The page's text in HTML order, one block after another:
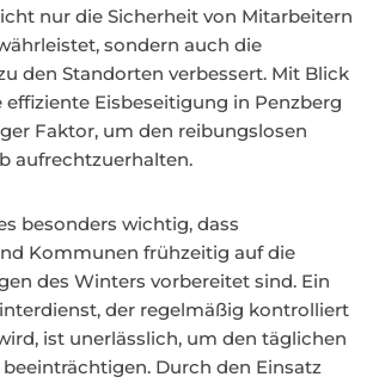
nur die Sicherheit von Mitarbeitern
sondern auch die
den Standorten verbessert. Mit Blick
effiziente Eisbeseitigung in Penzberg
Faktor, um den reibungslosen
aufrechtzuerhalten.
besonders wichtig, dass
Kommunen frühzeitig auf die
des Winters vorbereitet sind. Ein
der regelmäßig kontrolliert
ist unerlässlich, um den täglichen
Durch den Einsatz